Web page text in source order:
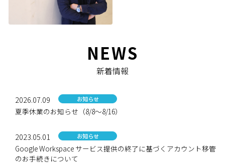
NEWS
新着情報
2026.07.09 お知らせ
夏季休業のお知らせ（8/8〜8/16）
2023.05.01 お知らせ
Google Workspace サービス提供の終了に基づくアカウント移管
のお手続きについて